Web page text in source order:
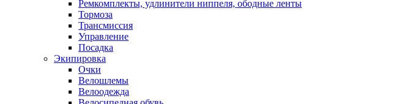
Ремкомплекты, удлинители ниппеля, ободные ленты
Тормоза
Трансмиссия
Управление
Посадка
Экипировка
Очки
Велошлемы
Велоодежда